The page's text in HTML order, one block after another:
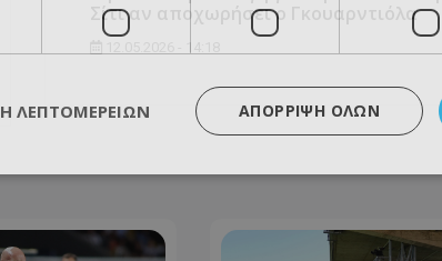
Σίτι αν αποχωρήσει ο Γκουαρντιόλα
ΑΠΌΡΡΙΨΗ ΌΛΩΝ
ΛΕΠΤΟΜΕΡΕΙΏΝ